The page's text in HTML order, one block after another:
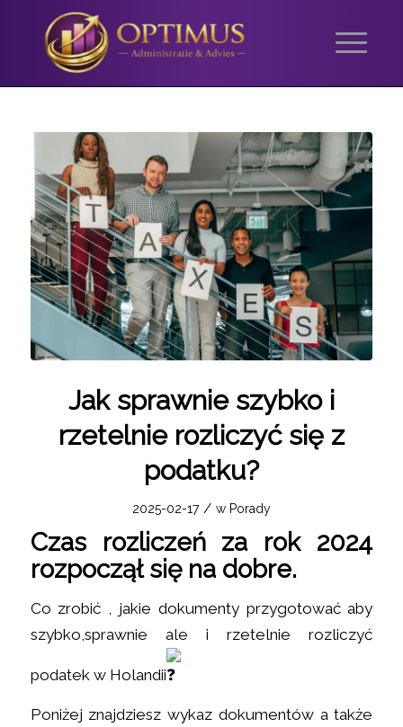
Jak sprawnie szybko i
rzetelnie rozliczyć się z
podatku?
2025-02-17 / w Porady
Czas rozliczeń za rok 2024
rozpoczął się na dobre.
Co zrobić , jakie dokumenty przygotować aby
szybko,sprawnie ale i rzetelnie rozliczyć
podatek w Holandii
Poniżej znajdziesz wykaz dokumentów a także